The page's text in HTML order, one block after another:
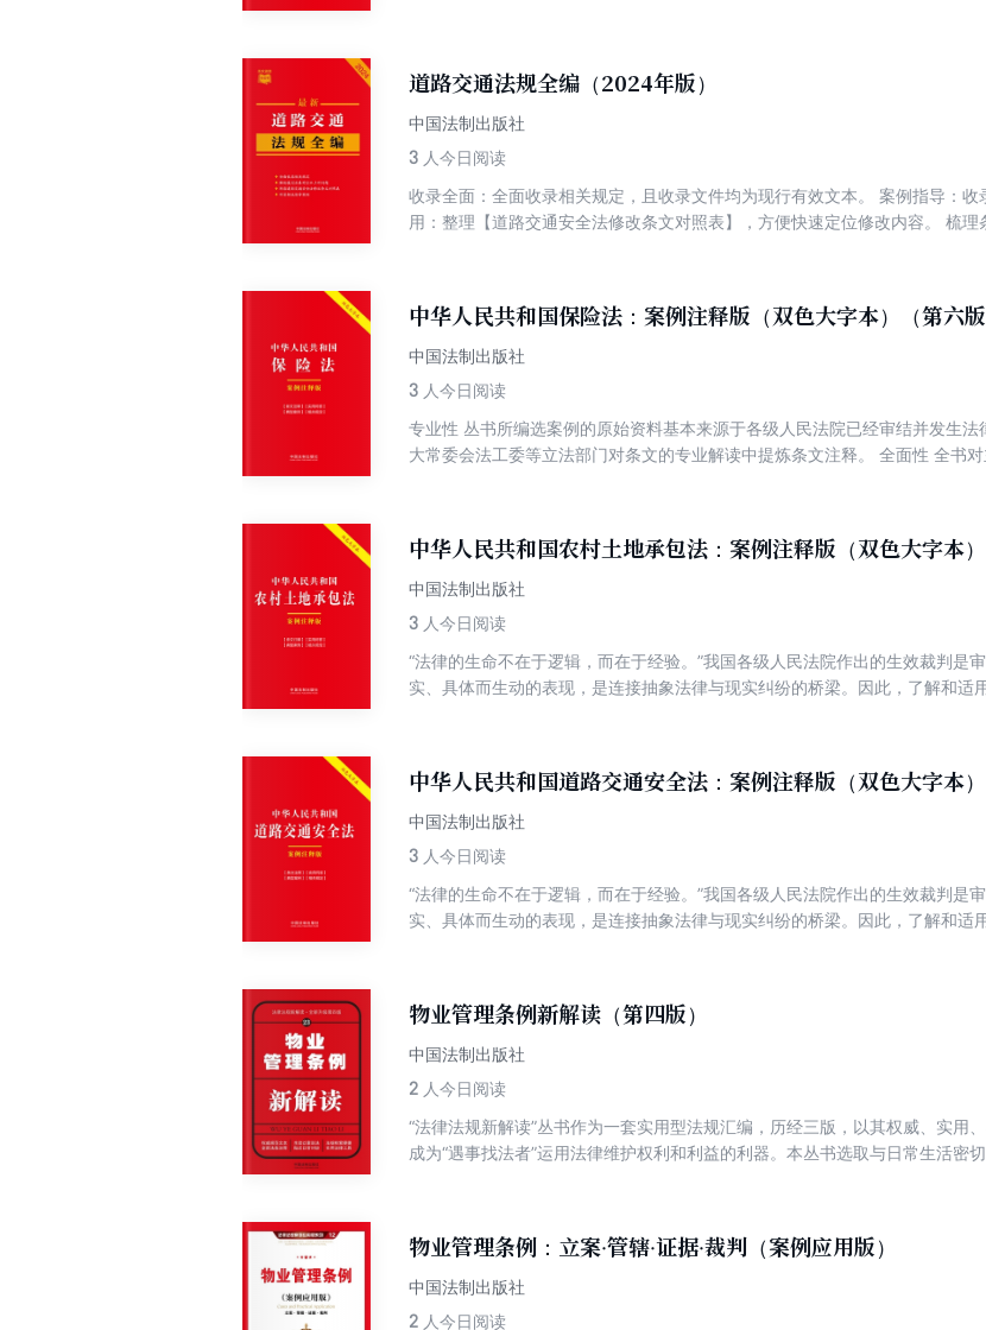
道路交通法规全编（2024年版）
中国法制出版社
3 人今日阅读
收录全面：全面收录相关规定，且收录文件均为现行有效文本。 案例指导：
用：整理【道路交通安全法修改条文对照表】，方便快速定位修改内容。 梳
中华人民共和国保险法：案例注释版（双色大字本）（第六版
中国法制出版社
3 人今日阅读
专业性 丛书所编选案例的原始资料基本来源于各级人民法院已经审结并发生
大常委会法工委等立法部门对条文的专业解读中提炼条文注释。 全面性 全书
律文件，以及相应的法律流程图表、文书等内容，方便读者查找和使用。
中华人民共和国农村土地承包法：案例注释版（双色大字本）
中国法制出版社
3 人今日阅读
“法律的生命不在于逻辑，而在于经验。”我国各级人民法院作出的生效裁判是
实、具体而生动的表现，是连接抽象法律与现实纠纷的桥梁。因此，了解和适
中华人民共和国道路交通安全法：案例注释版（双色大字本）
中国法制出版社
3 人今日阅读
“法律的生命不在于逻辑，而在于经验。”我国各级人民法院作出的生效裁判是
实、具体而生动的表现，是连接抽象法律与现实纠纷的桥梁。因此，了解和适
物业管理条例新解读（第四版）
中国法制出版社
2 人今日阅读
“法律法规新解读”丛书作为一套实用型法规汇编，历经三版，以其权威、实用
成为“遇事找法者”运用法律维护权利和利益的利器。本丛书选取与日常生活密
2016年1月13日国务院第119次常务会议通过，现予公布，自公布之日起2016
删去《物业管理条例》第三十三条、第六十一条。
物业管理条例：立案·管辖·证据·裁判（案例应用版）
中国法制出版社
2 人今日阅读